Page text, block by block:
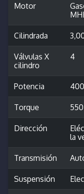
Motor
Cilindrada
Válvulas X
cilindro
4
Potencia
Torque
Dirección
la
Transmisión
Suspensión